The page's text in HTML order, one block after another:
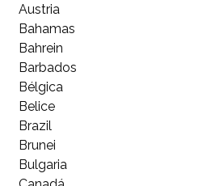
Austria
Bahamas
Bahrein
Barbados
Bélgica
Belice
Brazil
Brunei
Bulgaria